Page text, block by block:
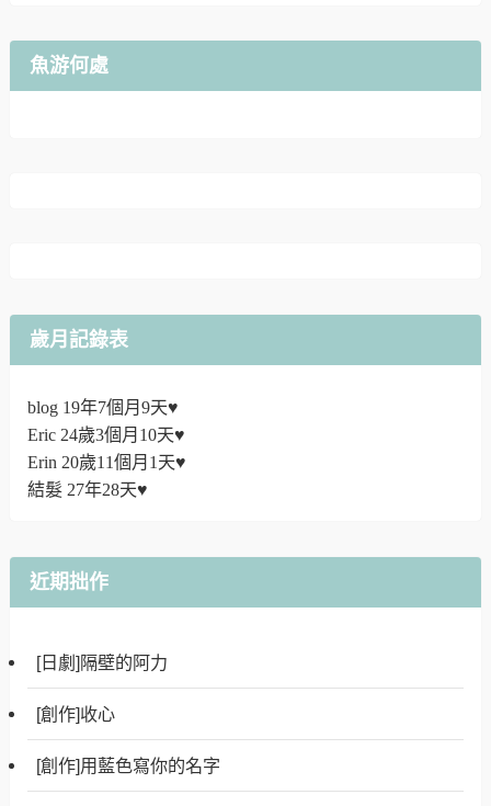
魚游何處
歲月記錄表
blog 19年7個月9天♥
Eric 24歲3個月10天♥
Erin 20歲11個月1天♥
結髮 27年28天♥
近期拙作
[日劇]隔壁的阿力
[創作]收心
[創作]用藍色寫你的名字